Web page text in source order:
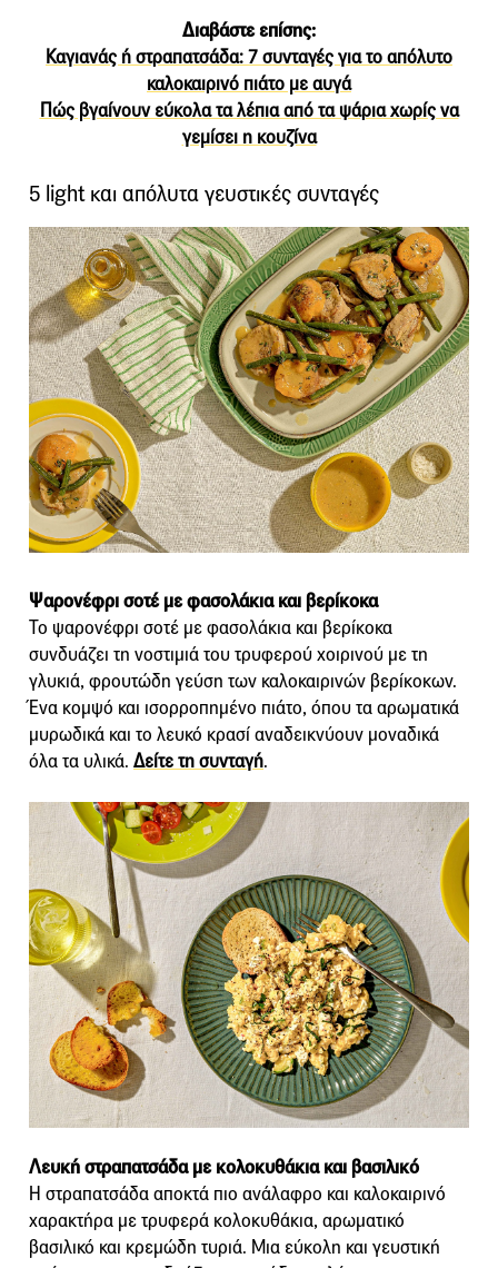
Διαβάστε επίσης:
Καγιανάς ή στραπατσάδα: 7 συνταγές για το απόλυτο
καλοκαιρινό πιάτο με αυγά
Πώς βγαίνουν εύκολα τα λέπια από τα ψάρια χωρίς να
γεμίσει η κουζίνα
5 light και απόλυτα γευστικές συνταγές
Ψαρονέφρι σοτέ με φασολάκια και βερίκοκα
Το ψαρονέφρι σοτέ με φασολάκια και βερίκοκα
συνδυάζει τη νοστιμιά του τρυφερού χοιρινού με τη
γλυκιά, φρουτώδη γεύση των καλοκαιρινών βερίκοκων.
Ένα κομψό και ισορροπημένο πιάτο, όπου τα αρωματικά
μυρωδικά και το λευκό κρασί αναδεικνύουν μοναδικά
όλα τα υλικά. Δείτε τη συνταγή.
Λευκή στραπατσάδα με κολοκυθάκια και βασιλικό
Η στραπατσάδα αποκτά πιο ανάλαφρο και καλοκαιρινό
χαρακτήρα με τρυφερά κολοκυθάκια, αρωματικό
βασιλικό και κρεμώδη τυριά. Μια εύκολη και γευστική